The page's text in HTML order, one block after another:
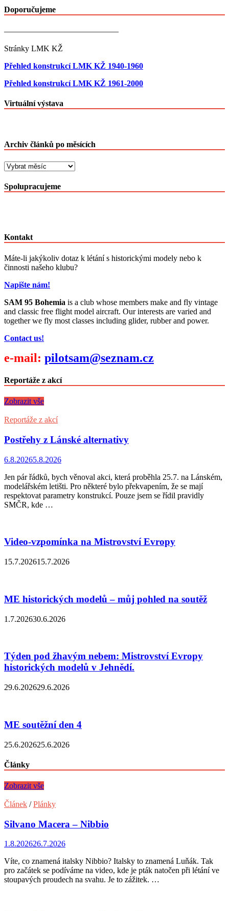
Doporučujeme
——————————————
Stránky LMK KŽ
Přehled konstrukcí LMK KŽ 1940-1960
Přehled konstrukcí LMK KŽ 1961-2000
Virtuální výstava
Archiv článků po měsících
Archiv
po
měsících
Spolupracujeme
Kontakt
Máte-li jakýkoliv dotaz k létání s historickými modely nebo k
činnosti našeho klubu?
Napište nám!
SAM 95 Bohemia is a club whose members make and fly vintage
and classic free flight model aircraft. Our interests are varied and
together we fly most classes including glider, rubber and power.
Contact us!
e-mail: pilotsam@seznam.cz
Reportáže z akcí
Zobrazit vše
Reportáže z akcí
Postřehy z Lánské alternativy
6.8.20265.8.2026
Jen pár řádků, bych věnoval akci, která proběhla 25.7. na Lánském,
modelářském letišti. Pro některé bylo překvapením, že se mají
respektovat parametry konstrukcí. Pouze jsem se řídil pravidly
SMČR, kde …
Video-vzpomínka na Mistrovství Evropy
15.7.202615.7.2026
ME historických modelů – můj pohled na soutěž
1.7.202630.6.2026
Týden pod žhavým nebem: Mistrovství Evropy
historických modelů v Jehnědí.
29.6.202629.6.2026
ME soutěžní den 4
25.6.202625.6.2026
Články
Zobrazit vše
Článek /Plánky
Silvano Macera – Nibbio
1.8.202626.7.2026
Víte, co znamená italsky Nibbio? Italsky to znamená Luňák. Tak
pro začátek se podíváme na video, kde je pták natočen při létání ve
stoupavých proudech na svahu. Je to zážitek. …